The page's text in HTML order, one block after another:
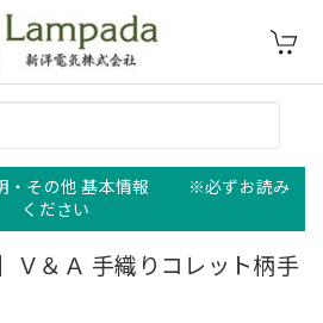
明・その他 基本情報 ※必ずお読み
ください
Ｖ＆Ａ 手織りコレット柄手